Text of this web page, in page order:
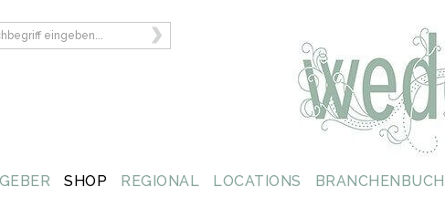
SHOP REGIONAL LOCATIONS BRANCHENBUCH